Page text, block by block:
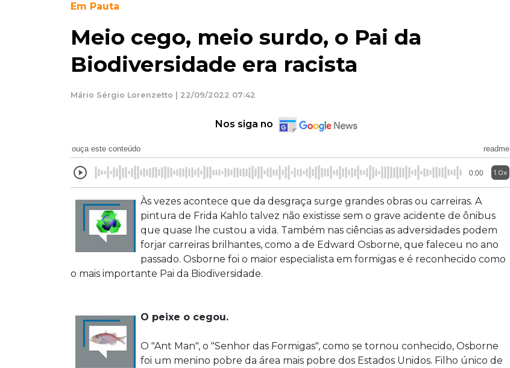
Em Pauta
Meio cego, meio surdo, o Pai da
Biodiversidade era racista
Mário Sérgio Lorenzetto | 22/09/2022 07:42
Nos siga no
ouça este conteúdo readme
0:00 1.0x
Às vezes acontece que da desgraça surge grandes obras ou carreiras. A
pintura de Frida Kahlo talvez não existisse sem o grave acidente de ônibus
que quase lhe custou a vida. Também nas ciências as adversidades podem
forjar carreiras brilhantes, como a de Edward Osborne, que faleceu no ano
passado. Osborne foi o maior especialista em formigas e é reconhecido como
o mais importante Pai da Biodiversidade.
O peixe o cegou.
O "Ant Man", o "Senhor das Formigas", como se tornou conhecido, Osborne
foi um menino pobre da área mais pobre dos Estados Unidos. Filho único de